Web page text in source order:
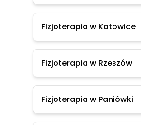
Fizjoterapia w Katowice
Fizjoterapia w Rzeszów
Fizjoterapia w Paniówki